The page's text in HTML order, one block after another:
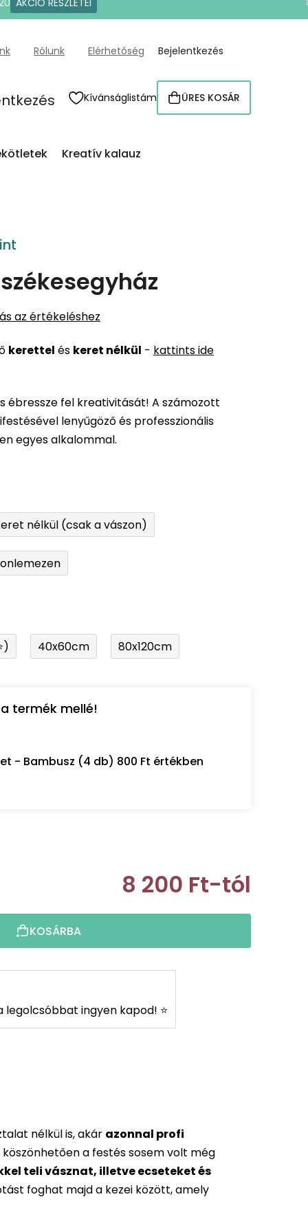
AKCIÓ RÉSZLETEI
Rólunk Elérhetőség Bejelentkezés
Kívánságlistám KOSÁR
ÜRES KOSÁR
Kreatív kalauz
az értékeléshez
kerettel és keret nélkül - kattints ide
ébressze fel kreativitását! A számozott
lenyűgöző és professzionális
egyes alkalommal.
nélkül (csak a vászon)
40x60cm 80x120cm
termék mellé!
- Bambusz (4 db) 800 Ft értékben
8 200 Ft-tól
KOSÁRBA
legolcsóbbat ingyen kapod! ⭐
nélkül is, akár azonnal profi
a festés sosem volt még
teli vásznat, illetve ecseteket és
foghat majd a kezei között, amely